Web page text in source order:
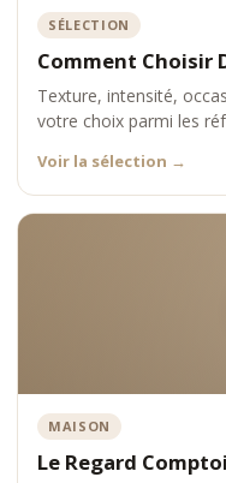
SÉLECTION
Comment Choisir
Texture, intensité,
votre choix parmi les
Voir la sélection →
MAISON
Le Regard